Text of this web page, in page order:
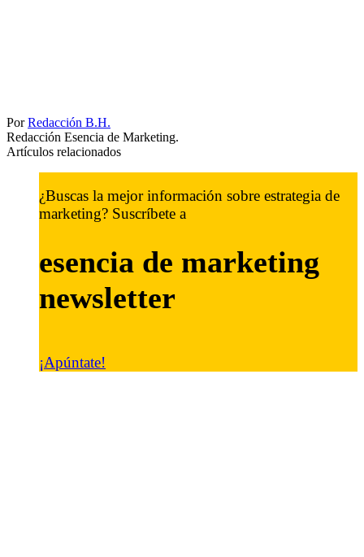
PorRedacción B.H.
Redacción Esencia de Marketing.
Artículos relacionados
¿Buscas la mejor información sobre estrategia de
marketing? Suscríbete a
esencia de marketing
newsletter
¡Apúntate!